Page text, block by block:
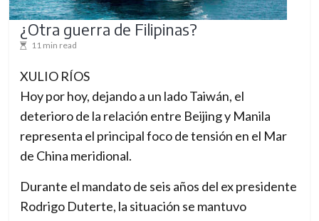
¿Otra guerra de Filipinas?
11 min read
XULIO RÍOS
Hoy por hoy, dejando a un lado Taiwán, el
deterioro de la relación entre Beijing y Manila
representa el principal foco de tensión en el Mar
de China meridional.
Durante el mandato de seis años del ex presidente
Rodrigo Duterte, la situación se mantuvo